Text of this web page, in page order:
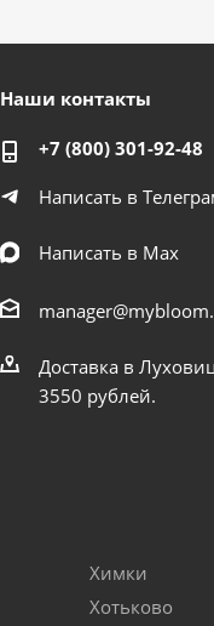
Наши контакты
+7 (800) 301-92-48
Написать в
Написать в Мах
Доставка в
3550 рублей.
Химки
Хотьково